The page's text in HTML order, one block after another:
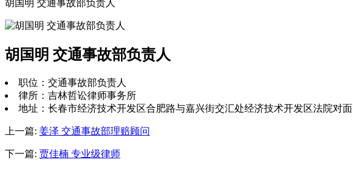
胡国明 交通事故部负责人
胡国明 交通事故部负责人
职位：交通事故部负责人
律所：吉林哲讼律师事务所
地址：长春市经济技术开发区合肥路与嘉兴街交汇处经济技术开发区法院对面
上一篇: 姜泽 交通事故部理赔顾问
下一篇: 贾佳楠 专业级律师